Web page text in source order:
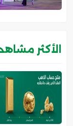
الأكثر